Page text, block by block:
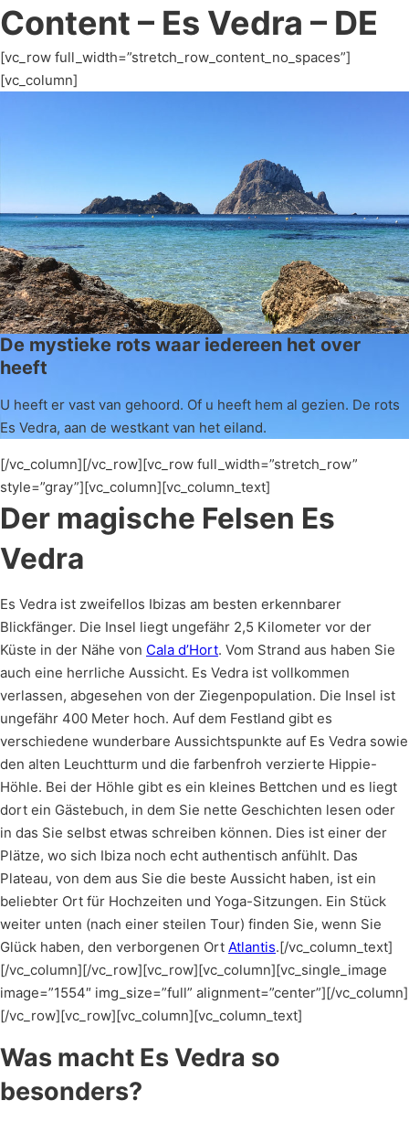
Content – Es Vedra – DE
[vc_row full_width=”stretch_row_content_no_spaces”]
[vc_column]
De mystieke rots waar iedereen het over
heeft
U heeft er vast van gehoord. Of u heeft hem al gezien. De rots
Es Vedra, aan de westkant van het eiland.
[/vc_column][/vc_row][vc_row full_width=”stretch_row”
style=”gray”][vc_column][vc_column_text]
Der magische Felsen Es
Vedra
Es Vedra ist zweifellos Ibizas am besten erkennbarer
Blickfänger. Die Insel liegt ungefähr 2,5 Kilometer vor der
Küste in der Nähe von Cala d’Hort. Vom Strand aus haben Sie
auch eine herrliche Aussicht. Es Vedra ist vollkommen
verlassen, abgesehen von der Ziegenpopulation. Die Insel ist
ungefähr 400 Meter hoch. Auf dem Festland gibt es
verschiedene wunderbare Aussichtspunkte auf Es Vedra sowie
den alten Leuchtturm und die farbenfroh verzierte Hippie-
Höhle. Bei der Höhle gibt es ein kleines Bettchen und es liegt
dort ein Gästebuch, in dem Sie nette Geschichten lesen oder
in das Sie selbst etwas schreiben können. Dies ist einer der
Plätze, wo sich Ibiza noch echt authentisch anfühlt. Das
Plateau, von dem aus Sie die beste Aussicht haben, ist ein
beliebter Ort für Hochzeiten und Yoga-Sitzungen. Ein Stück
weiter unten (nach einer steilen Tour) finden Sie, wenn Sie
Glück haben, den verborgenen Ort Atlantis.[/vc_column_text]
[/vc_column][/vc_row][vc_row][vc_column][vc_single_image
image=”1554″ img_size=”full” alignment=”center”][/vc_column]
[/vc_row][vc_row][vc_column][vc_column_text]
Was macht Es Vedra so
besonders?